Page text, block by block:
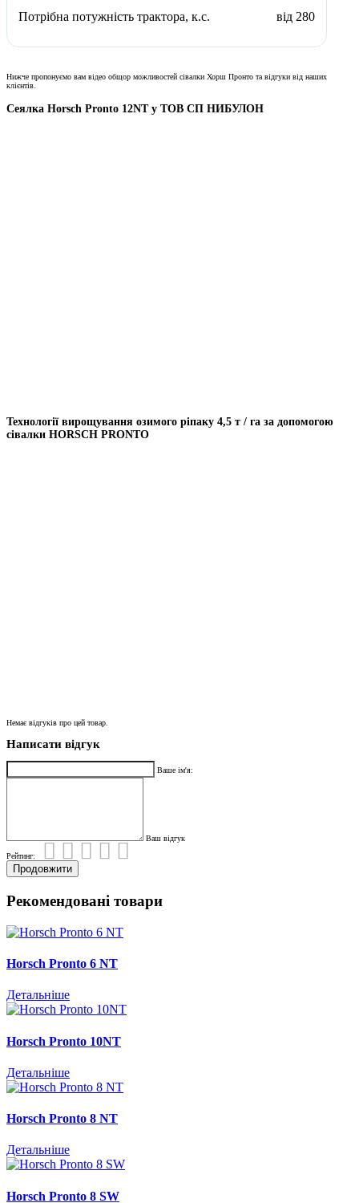
Потрібна потужність трактора, к.с. від 280
Нижче пропонуємо вам відео общор можливостей сівалки Хорш Пронто та відгуки від наших
клієнтів.
Сеялка Horsch Pronto 12NT у ТОВ СП НИБУЛОН
Технології вирощування озимого ріпаку 4,5 т / га за допомогою
сівалки HORSCH PRONTO
Немає відгуків про цей товар.
Написати відгук
Ваше ім'я:
Ваш відгук
Рейтинг:
Продовжити
Рекомендовані товари
Horsch Pronto 6 NT
Детальніше
Horsch Pronto 10NT
Детальніше
Horsch Pronto 8 NT
Детальніше
Horsch Pronto 8 SW